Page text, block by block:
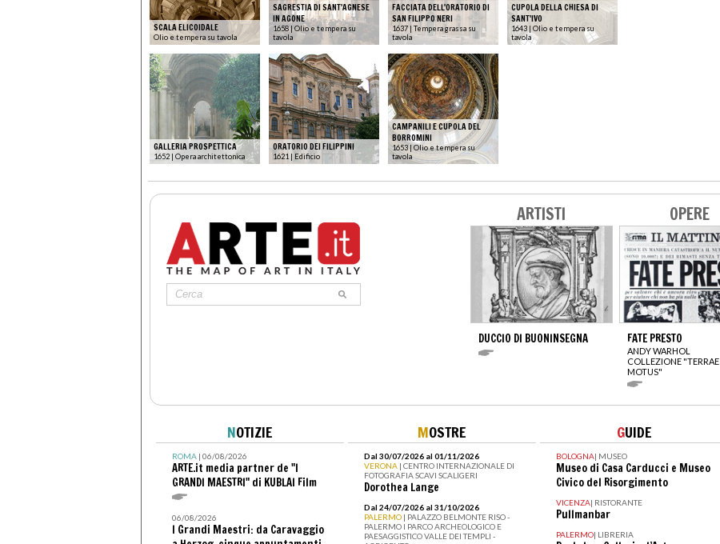
SCALA ELICOIDALE
Olio e tempera su tavola
SAGRESTIA DI SANT'AGNESE
IN AGONE
1658 | Olio e tempera su
tavola
FACCIATA DELL'ORATORIO DI
SAN FILIPPO NERI
1637 | Tempera grassa su
tavola
CUPOLA DELLA CHIESA DI
SANT'IVO
1643 | Olio e tempera su
tavola
GALLERIA PROSPETTICA
1652 | Opera architettonica
ORATORIO DEI FILIPPINI
1621 | Edificio
CAMPANILI E CUPOLA DEL
BORROMINI
1653 | Olio e tempera su
tavola
ARTISTI
DUCCIO DI BUONINSEGNA
OPERE
FATE PRESTO
ANDY WARHOL
COLLEZIONE "TERRAE
MOTUS"
NOTIZIE
ROMA| 06/08/2026
ARTE.it media partner de "I
GRANDI MAESTRI" di KUBLAI Film
06/08/2026
I Grandi Maestri: da Caravaggio
MOSTRE
Dal 30/07/2026 al 01/11/2026
VERONA | CENTRO INTERNAZIONALE DI
FOTOGRAFIA SCAVI SCALIGERI
Dorothea Lange
Dal 24/07/2026 al 31/10/2026
PALERMO | PALAZZO BELMONTE RISO -
PALERMO I PARCO ARCHEOLOGICO E
PAESAGGISTICO VALLE DEI TEMPLI -
GUIDE
BOLOGNA| MUSEO
Museo di Casa Carducci e Museo
Civico del Risorgimento
VICENZA| RISTORANTE
Pullmanbar
PALERMO| LIBRERIA